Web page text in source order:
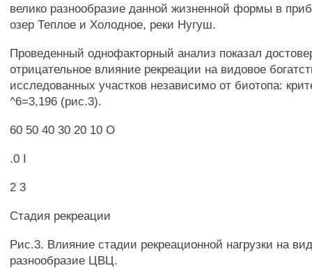
велико разнообразие данной жизненной формы в
озер Теплое и Холодное, реки Нугуш.
Проведенный однофакторный анализ показал
отрицательное влияние рекреации на видовое
исследованных участков независимо от биотопа:
^6=3,196 (рис.3).
60 50 40 30 20 10 О
.0 I
2 3
Стадия рекреации
Рис.3. Влияние стадии рекреационной нагрузки на
разнообразие ЦВЦ.